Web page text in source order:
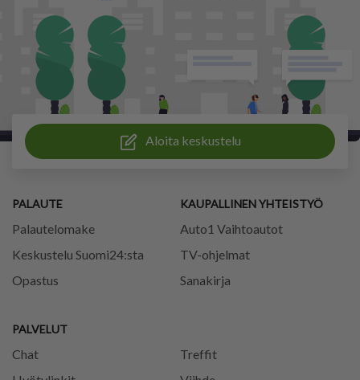
Aloita keskustelu
PALAUTE
Palautelomake
Keskustelu Suomi24:sta
Opastus
PALVELUT
Chat
Treffit
KAUPALLINEN YHTEISTYÖ
Auto1 Vaihtoautot
TV-ohjelmat
Sanakirja